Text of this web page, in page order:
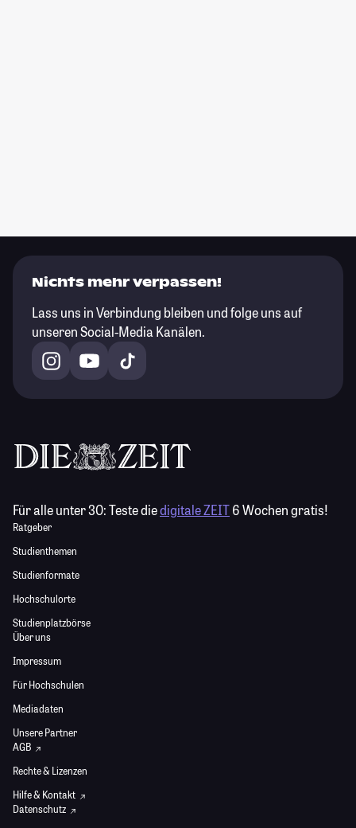
Nichts mehr verpassen!
Lass uns in Verbindung bleiben und folge uns auf
unseren Social-Media Kanälen.
Für alle unter 30:Teste diedigitale ZEIT6 Wochen gratis!
Ratgeber
Studienthemen
Studienformate
Hochschulorte
Studienplatzbörse
Über uns
Impressum
Für Hochschulen
Mediadaten
Unsere Partner
AGB
Rechte & Lizenzen
Hilfe & Kontakt
Datenschutz